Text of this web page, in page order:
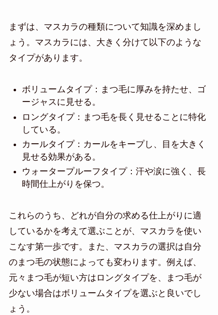
まずは、マスカラの種類について知識を深めまし
ょう。マスカラには、大きく分けて以下のような
タイプがあります。
ボリュームタイプ：まつ毛に厚みを持たせ、ゴ
ージャスに見せる。
ロングタイプ：まつ毛を長く見せることに特化
している。
カールタイプ：カールをキープし、目を大きく
見せる効果がある。
ウォータープルーフタイプ：汗や涙に強く、長
時間仕上がりを保つ。
これらのうち、どれが自分の求める仕上がりに適
しているかを考えて選ぶことが、マスカラを使い
こなす第一歩です。また、マスカラの選択は自分
のまつ毛の状態によっても変わります。例えば、
元々まつ毛が短い方はロングタイプを、まつ毛が
少ない場合はボリュームタイプを選ぶと良いでし
ょう。